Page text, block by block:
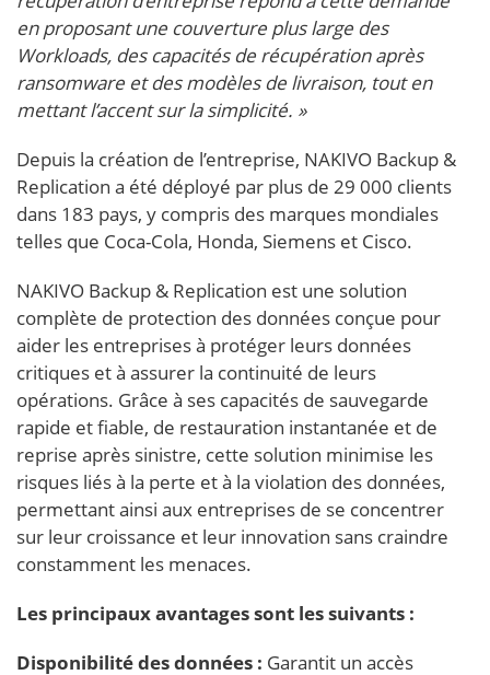
en proposant une couverture plus large des
Workloads, des capacités de récupération après
ransomware et des modèles de livraison, tout en
mettant l’accent sur la simplicité. »
Depuis la création de l’entreprise, NAKIVO Backup &
Replication a été déployé par plus de 29 000 clients
dans 183 pays, y compris des marques mondiales
telles que Coca-Cola, Honda, Siemens et Cisco.
NAKIVO Backup & Replication est une solution
complète de protection des données conçue pour
aider les entreprises à protéger leurs données
critiques et à assurer la continuité de leurs
opérations. Grâce à ses capacités de sauvegarde
rapide et fiable, de restauration instantanée et de
reprise après sinistre, cette solution minimise les
risques liés à la perte et à la violation des données,
permettant ainsi aux entreprises de se concentrer
sur leur croissance et leur innovation sans craindre
constamment les menaces.
Les principaux avantages sont les suivants :
Disponibilité des données : Garantit un accès